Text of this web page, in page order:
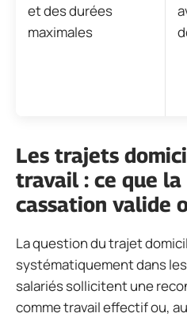
et des durées
maximales
Les trajets
travail : ce que la
cassation valide
La question du trajet
systématiquement dans
salariés sollicitent une
comme travail effectif ou,